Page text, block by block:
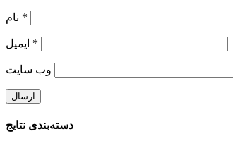
*
*
وب‌ سایت
دسته‌بندی نتایج